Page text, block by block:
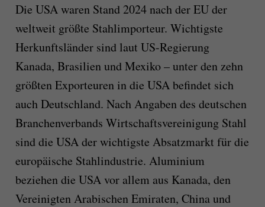
Die USA waren Stand 2024 nach der EU der
weltweit größte Stahlimporteur. Wichtigste
Herkunftsländer sind laut US-Regierung
Kanada, Brasilien und Mexiko – unter den zehn
größten Exporteuren in die USA befindet sich
auch Deutschland. Nach Angaben des deutschen
Branchenverbands Wirtschaftsvereinigung Stahl
sind die USA der wichtigste Absatzmarkt für die
europäische Stahlindustrie. Aluminium
beziehen die USA vor allem aus Kanada, den
Vereinigten Arabischen Emiraten, China und